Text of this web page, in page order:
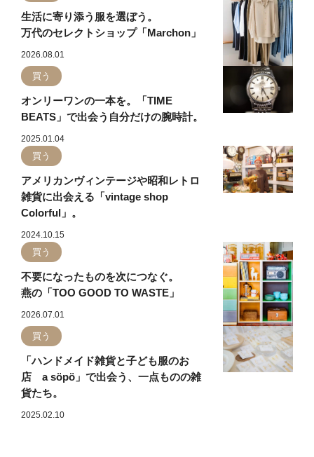
生活に寄り添う服を選ぼう。
万代のセレクトショップ「Marchon」
2026.08.01
買う
オンリーワンの一本を。「TIME
BEATS」で出会う自分だけの腕時計。
2025.01.04
買う
アメリカンヴィンテージや昭和レトロ
雑貨に出会える「vintage shop
Colorful」。
2024.10.15
買う
不要になったものを次につなぐ。
燕の「TOO GOOD TO WASTE」
2026.07.01
買う
「ハンドメイド雑貨と子ども服のお
店 a söpö」で出会う、一点ものの雑
貨たち。
2025.02.10